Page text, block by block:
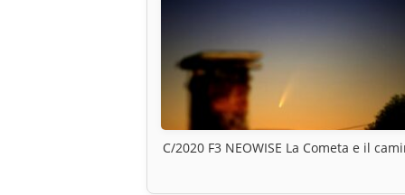
C/2020 F3 NEOWISE La Cometa e il